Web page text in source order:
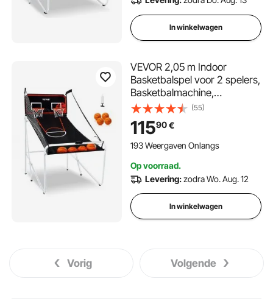
In winkelwagen
VEVOR 2,05 m Indoor
Basketbalspel voor 2 spelers,
Basketbalmachine,
Basketbalstandaard met 4
ballen & 8 spelmodi & 2
basketbalringen, Scorebord
& Opblaaspomp, voor
(55)
11590€
193 Weergaven Onlangs
Op voorraad.
Levering:zodra Wo. Aug. 12
In winkelwagen
Vorig Volgende